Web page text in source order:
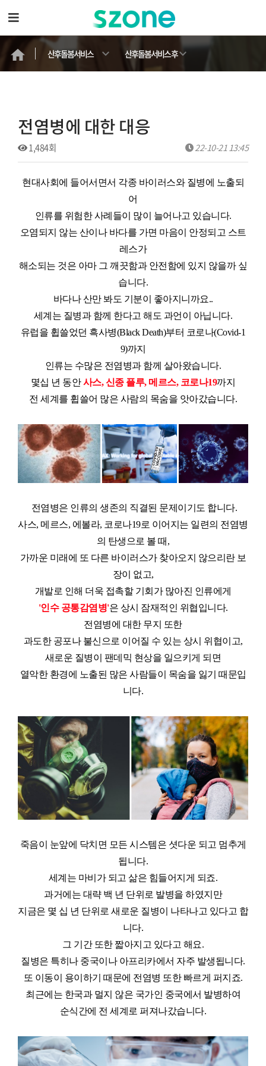
산후돌봄서비스 산후돌봄서비스 후
전염병에 대한 대응
1,484회 22-10-21 13:45
현대사회에 들어서면서 각종 바이러스와 질병에 노출되
어
인류를 위험한 사례들이 많이 늘어나고 있습니다.
오염되지 않는 산이나 바다를 가면 마음이 안정되고 스트
레스가
해소되는 것은 아마 그 깨끗함과 안전함에 있지 않을까 싶
습니다.
바다나 산만 봐도 기분이 좋아지니까요..
세계는 질병과 함께 한다고 해도 과언이 아닙니다.
유럽을 휩쓸었던 흑사병(Black Death)부터 코로나(Covid-1
9)까지
인류는 수많은 전염병과 함께 살아왔습니다.
몇십 년 동안 사스, 신종 플루, 메르스, 코로나19까지
전 세계를 휩쓸어 많은 사람의 목숨을 앗아갔습니다.
전염병은 인류의 생존의 직결된 문제이기도 합니다.
사스, 메르스, 에볼라, 코로나19로 이어지는 일련의 전염병
의 탄생으로 볼 때,
가까운 미래에 또 다른 바이러스가 찾아오지 않으리란 보
장이 없고,
개발로 인해 더욱 접촉할 기회가 많아진 인류에게
'인수 공통감염병'은 상시 잠재적인 위협입니다.
전염병에 대한 무지 또한
과도한 공포나 불신으로 이어질 수 있는 상시 위협이고,
새로운 질병이 팬데믹 현상을 일으키게 되면
열악한 환경에 노출된 많은 사람들이 목숨을 잃기 때문입
니다.
죽음이 눈앞에 닥치면 모든 시스템은 셧다운 되고 멈추게
됩니다.
세계는 마비가 되고 삶은 힘들어지게 되죠.
과거에는 대략 백 년 단위로 발병을 하였지만
지금은 몇 십 년 단위로 새로운 질병이 나타나고 있다고 합
니다.
그 기간 또한 짧아지고 있다고 해요.
질병은 특히나 중국이나 아프리카에서 자주 발생됩니다.
또 이동이 용이하기 때문에 전염병 또한 빠르게 퍼지죠.
최근에는 한국과 멀지 않은 국가인 중국에서 발병하여
순식간에 전 세계로 퍼져나갔습니다.